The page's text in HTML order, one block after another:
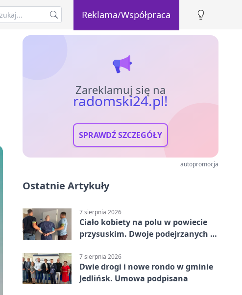
Reklama/Współpraca
Zareklamuj się na
radomski24.pl!
SPRAWDŹ SZCZEGÓŁY
autopromocja
Ostatnie Artykuły
7 sierpnia 2026
Ciało kobiety na polu w powiecie
przysuskim. Dwoje podejrzanych w
7 sierpnia 2026
Dwie drogi i nowe rondo w gminie
Jedlińsk. Umowa podpisana